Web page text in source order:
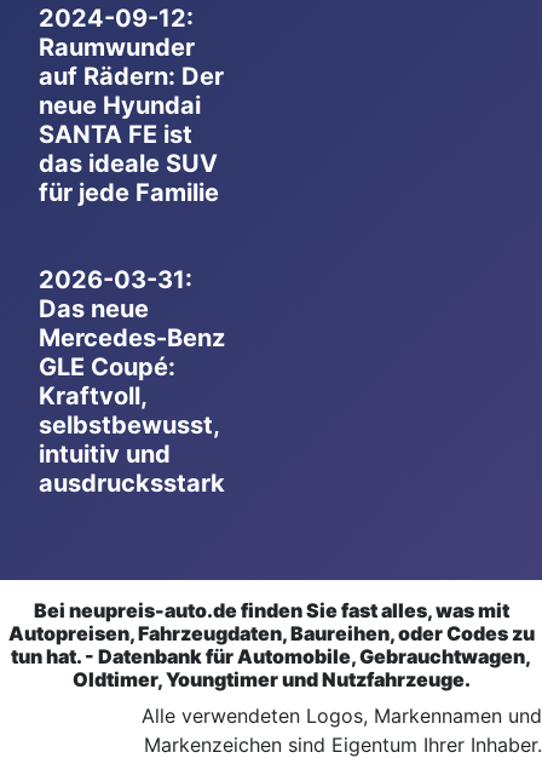
2024-09-12:
Raumwunder
auf Rädern: Der
neue Hyundai
SANTA FE ist
das ideale SUV
für jede Familie
2026-03-31:
Das neue
Mercedes-Benz
GLE Coupé:
Kraftvoll,
selbstbewusst,
intuitiv und
ausdrucksstark
Bei neupreis-auto.de finden Sie fast alles, was mit
Autopreisen, Fahrzeugdaten, Baureihen, oder Codes zu
tun hat. - Datenbank für Automobile, Gebrauchtwagen,
Oldtimer, Youngtimer und Nutzfahrzeuge.
Alle verwendeten Logos, Markennamen und
Markenzeichen sind Eigentum Ihrer Inhaber.